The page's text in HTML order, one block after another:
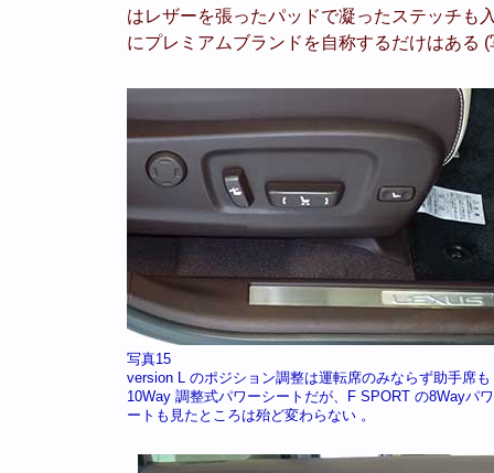
はレザーを張ったパッドで凝ったステッチも
にプレミアムブランドを自称するだけはある (
写真15
version L のポジション調整は運転席のみならず助手席も
10Way 調整式パワーシートだが、F SPORT の8Wayパ
ートも見たところは殆ど変わらない 。